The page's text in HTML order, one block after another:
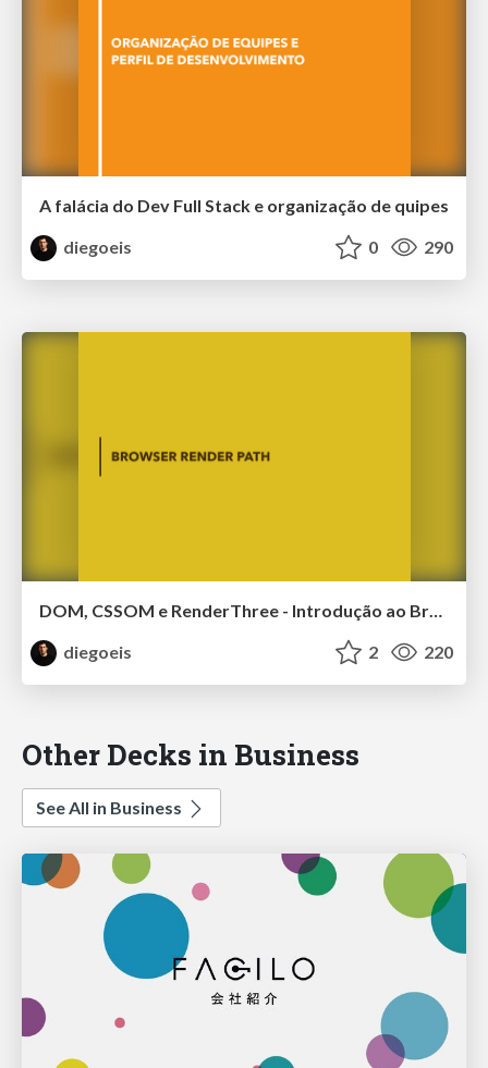
A falácia do Dev Full Stack e organização de quipes
diegoeis
0 290
DOM, CSSOM e RenderThree - Introdução ao Browser Render Path
diegoeis
2 220
Other Decks in Business
See All in Business